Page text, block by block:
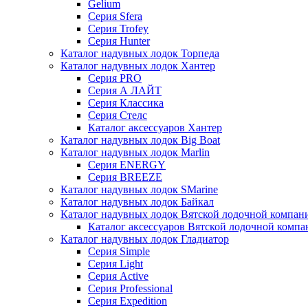
Gelium
Серия Sfera
Серия Trofey
Серия Hunter
Каталог надувных лодок Торпеда
Каталог надувных лодок Хантер
Серия PRO
Серия А ЛАЙТ
Серия Классика
Серия Стелс
Каталог аксессуаров Хантер
Каталог надувных лодок Big Boat
Каталог надувных лодок Marlin
Серия ENERGY
Серия BREEZE
Каталог надувных лодок SMarine
Каталог надувных лодок Байкал
Каталог надувных лодок Вятской лодочной
Каталог аксессуаров Вятской лодочной
Каталог надувных лодок Гладиатор
Серия Simple
Серия Light
Серия Active
Серия Professional
Серия Expedition